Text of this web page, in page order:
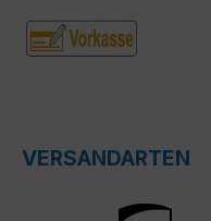
VERSANDARTEN